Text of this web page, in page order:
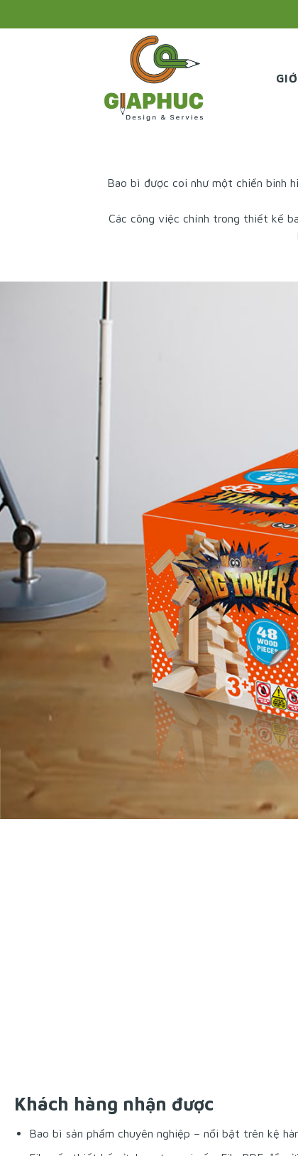
to
Bao bì được coi như một chiến binh
Các công việc chính trong thiết kế
Khách hàng nhận được
Bao bì sản phẩm chuyên nghiệp – nổi bật trên kệ